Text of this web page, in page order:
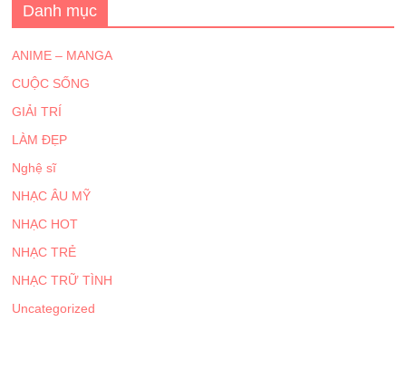
Danh mục
ANIME – MANGA
CUỘC SỐNG
GIẢI TRÍ
LÀM ĐẸP
Nghệ sĩ
NHẠC ÂU MỸ
NHẠC HOT
NHẠC TRẺ
NHẠC TRỮ TÌNH
Uncategorized